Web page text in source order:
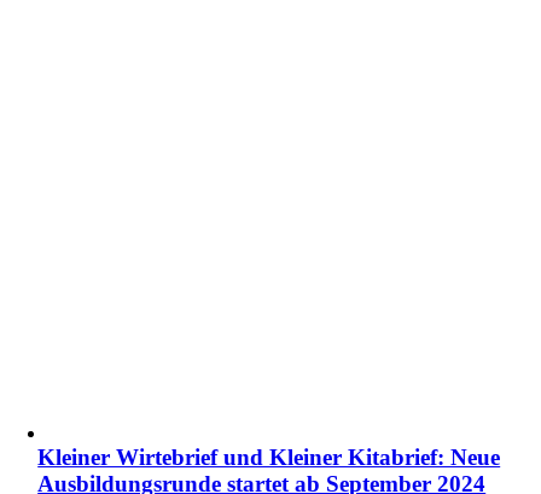
Kleiner Wirtebrief und Kleiner Kitabrief: Neue
Ausbildungsrunde startet ab September 2024